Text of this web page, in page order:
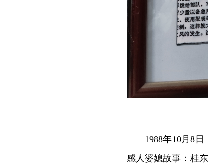
1988年10月8
感人婆媳故事：桂